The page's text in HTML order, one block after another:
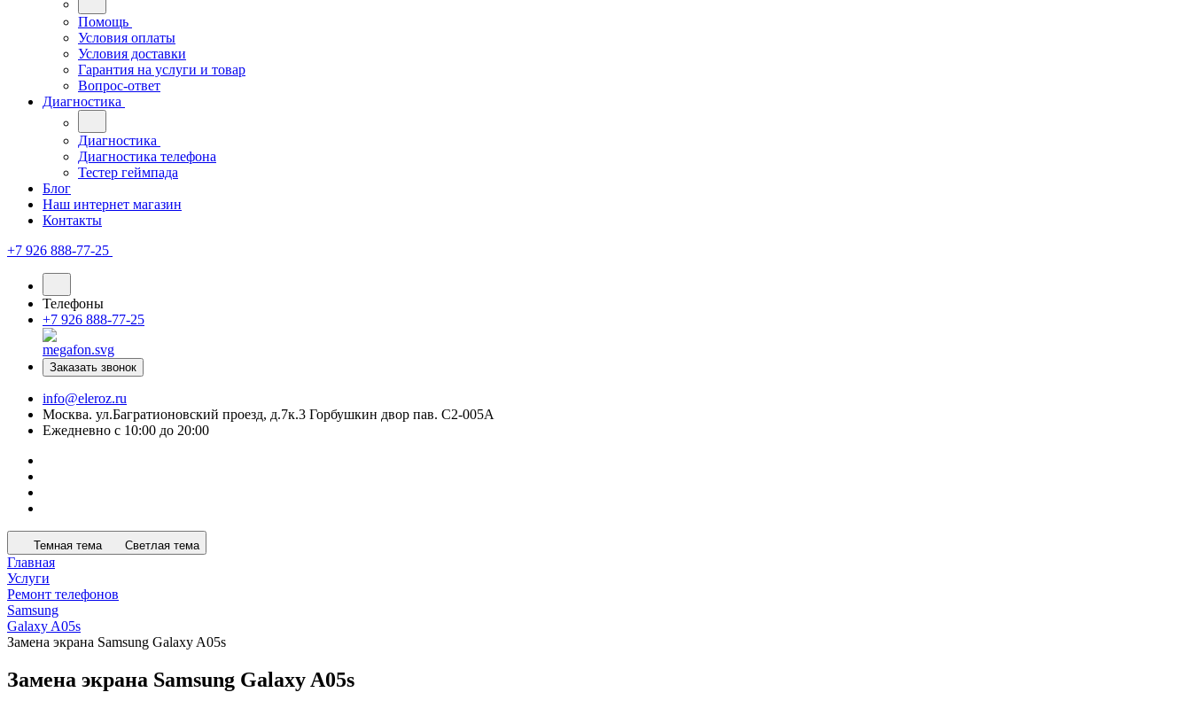
Помощь
Условия оплаты
Условия доставки
Гарантия на услуги и товар
Вопрос-ответ
Диагностика
Диагностика
Диагностика телефона
Тестер геймпада
Блог
Наш интернет магазин
Контакты
+7 926 888-77-25
Телефоны
+7 926 888-77-25
Заказать звонок
info@eleroz.ru
Москва. ул.Багратионовский проезд, д.7к.3 Горбушкин двор пав. C2-005A
Ежедневно с 10:00 до 20:00
Темная тема Светлая тема
Главная
Услуги
Ремонт телефонов
Samsung
Galaxy A05s
Замена экрана Samsung Galaxy A05s
Замена экрана Samsung Galaxy A05s